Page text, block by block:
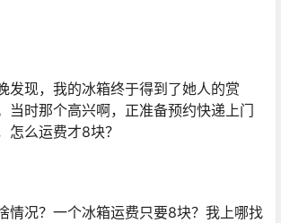
发现，我的冰箱终于得到了她人的赏
当时那个高兴啊，正准备预约快递上门
怎么运费才8块？
情况？一个冰箱运费只要8块？我上哪找